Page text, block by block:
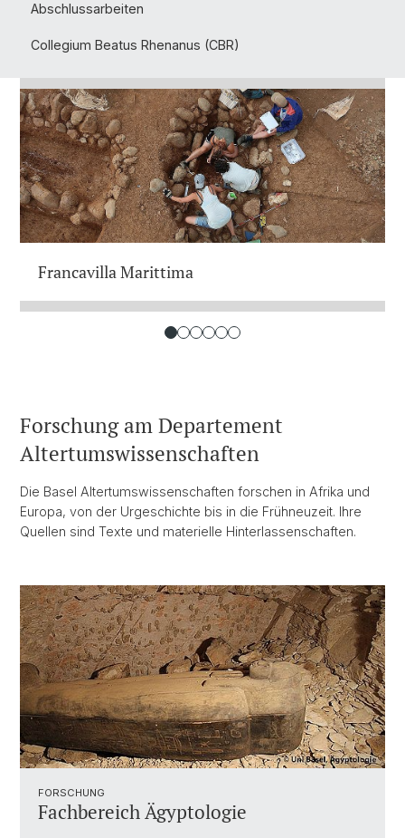
Abschlussarbeiten
Collegium Beatus Rhenanus (CBR)
Francavilla Marittima
Forschung am Departement
Altertumswissenschaften
Die Basel Altertumswissenschaften forschen in Afrika und
Europa, von der Urgeschichte bis in die Frühneuzeit. Ihre
Quellen sind Texte und materielle Hinterlassenschaften.
FORSCHUNG
Fachbereich Ägyptologie